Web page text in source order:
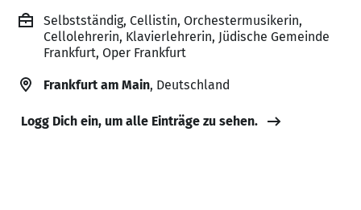
Selbstständig, Cellistin, Orchestermusikerin,
Cellolehrerin, Klavierlehrerin, Jüdische Gemeinde
Frankfurt, Oper Frankfurt
Frankfurt am Main, Deutschland
Logg Dich ein, um alle Einträge zu sehen.